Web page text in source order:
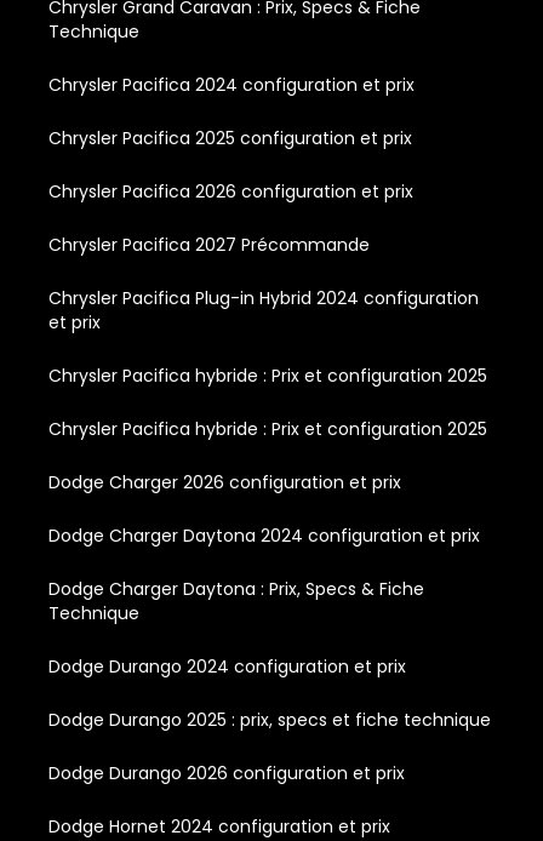
Chrysler Grand Caravan : Prix, Specs & Fiche
Technique
Chrysler Pacifica 2024 configuration et prix
Chrysler Pacifica 2025 configuration et prix
Chrysler Pacifica 2026 configuration et prix
Chrysler Pacifica 2027 Précommande
Chrysler Pacifica Plug-in Hybrid 2024 configuration
et prix
Chrysler Pacifica hybride : Prix et configuration 2025
Chrysler Pacifica hybride : Prix et configuration 2025
Dodge Charger 2026 configuration et prix
Dodge Charger Daytona 2024 configuration et prix
Dodge Charger Daytona : Prix, Specs & Fiche
Technique
Dodge Durango 2024 configuration et prix
Dodge Durango 2025 : prix, specs et fiche technique
Dodge Durango 2026 configuration et prix
Dodge Hornet 2024 configuration et prix